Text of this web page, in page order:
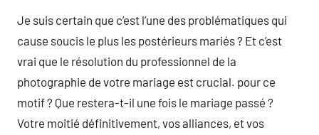
Je suis certain que c’est l’une des problématiques qui
cause soucis le plus les postérieurs mariés ? Et c’est
vrai que le résolution du professionnel de la
photographie de votre mariage est crucial. pour ce
motif ? Que restera-t-il une fois le mariage passé ?
Votre moitié définitivement, vos alliances, et vos